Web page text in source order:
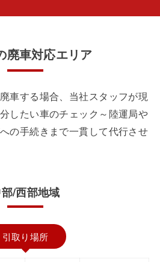
廃車対応エリア
車する場合、当社スタッフが現
したい車のチェック～陸運局や
の手続きまで一貫して代行させ
/西部地域
引取り場所